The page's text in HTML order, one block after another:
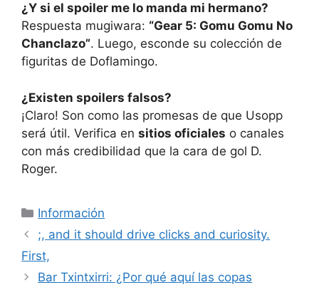
¿Y si el spoiler me lo manda mi hermano?
Respuesta mugiwara: “Gear 5: Gomu Gomu No
Chanclazo”. Luego, esconde su colección de
figuritas de Doflamingo.
¿Existen spoilers falsos?
¡Claro! Son como las promesas de que Usopp
será útil. Verifica en sitios oficiales o canales
con más credibilidad que la cara de gol D.
Roger.
Categorías
Información
;, and it should drive clicks and curiosity.
First,
Bar Txintxirri: ¿Por qué aquí las copas